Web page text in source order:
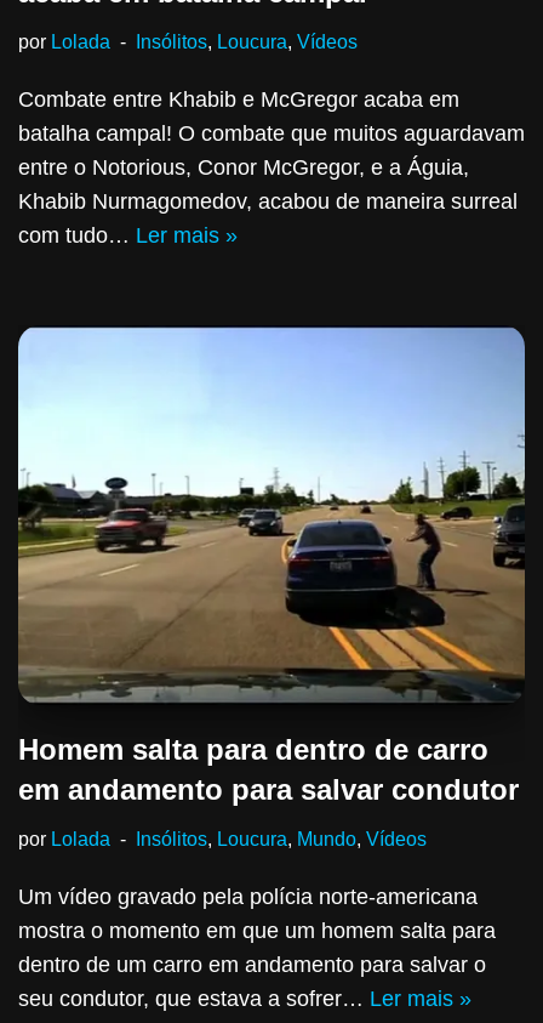
por Lolada Insólitos Loucura Vídeos
Combate entre Khabib e McGregor acaba em
batalha campal! O combate que muitos aguardavam
entre o Notorious, Conor McGregor, e a Águia,
Khabib Nurmagomedov, acabou de maneira surreal
com tudo… Ler mais »
Homem salta para dentro de carro
em andamento para salvar condutor
por Lolada Insólitos, Loucura, Mundo, Vídeos
Um vídeo gravado pela polícia norte-americana
mostra o momento em que um homem salta para
dentro de um carro em andamento para salvar o
seu condutor, que estava a sofrer… Ler mais »